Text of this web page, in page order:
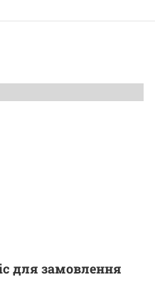
для замовлення